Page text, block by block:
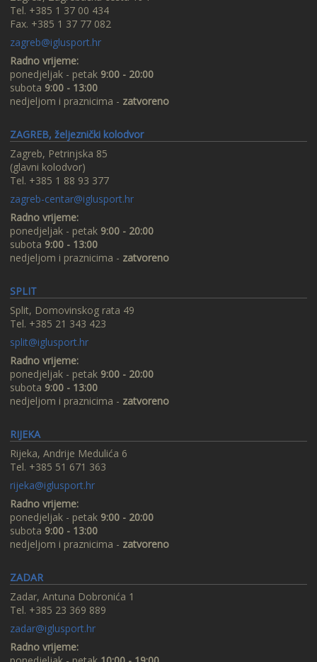
Tel. +385 1 37 00 434
Fax. +385 1 37 77 082
zagreb@iglusport.hr
Radno vrijeme:
ponedjeljak - petak 9:00 - 20:00
subota 9:00 - 13:00
nedjeljom i praznicima - zatvoreno
ZAGREB, željeznički kolodvor
Zagreb, Petrinjska 85
(glavni kolodvor)
Tel. +385 1 88 93 377
zagreb-centar@iglusport.hr
Radno vrijeme:
ponedjeljak - petak 9:00 - 20:00
subota 9:00 - 13:00
nedjeljom i praznicima - zatvoreno
SPLIT
Split, Domovinskog rata 49
Tel. +385 21 343 423
split@iglusport.hr
Radno vrijeme:
ponedjeljak - petak 9:00 - 20:00
subota 9:00 - 13:00
nedjeljom i praznicima - zatvoreno
RIJEKA
Rijeka, Andrije Medulića 6
Tel. +385 51 671 363
rijeka@iglusport.hr
Radno vrijeme:
ponedjeljak - petak 9:00 - 20:00
subota 9:00 - 13:00
nedjeljom i praznicima - zatvoreno
ZADAR
Zadar, Antuna Dobronića 1
Tel. +385 23 369 889
zadar@iglusport.hr
Radno vrijeme: